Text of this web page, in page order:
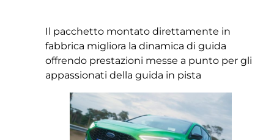
Il pacchetto montato direttamente in
fabbrica migliora la dinamica di guida
offrendo prestazioni messe a punto per gli
appassionati della guida in pista